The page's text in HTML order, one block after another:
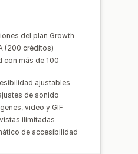
del plan Growth
(200 créditos)
con más de 100
ajustables
de sonido
video y GIF
ilimitadas
de accesibilidad